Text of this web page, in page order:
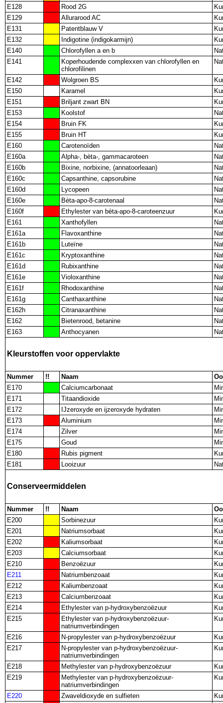
E128
Rood 2G
E129
Allurarood AC
E131
Patentblauw V
E132
Indigotine (indigokarmijn)
E140
Chlorofyllen a en b
E141
Koperhoudende complexxen van chlorofyllen en
chlorofilinen
E142 Wolgroen BS
E150
Karamel
E151
Briljant zwart BN
E153
Koolstof
E154
Bruin FK
E155
Bruin HT
E160
Carotenoïden
E160a
Alpha-, bèta-, gammacaroteen
E160b
Bixine, norbixine, (annatoorleaan)
E160c
Capsanthine, capsorubine
E160d
Lycopeen
E160e
Bèta-apo-8-carotenaal
E160f
Ethylester van bèta-apo-8-caroteenzuur
E161
Xanthofyllen
E161a
Flavoxanthine
E161b
Luteïne
E161c
Kryptoxanthine
E161d
Rubixanthine
E161e
Violoxanthine
E161f
Rhodoxanthine
E161g
Canthaxanthine
E162h
Citranaxanthine
E162
Bietenrood, betanine
E163
Anthocyanen
Kleurstoffen voor oppervlakte
Nummer !! Naam
E170
Calciumcarbonaat
E171
Titaandioxide
E172
IJzeroxyde en ijzeroxyde hydraten
E173
Aluminium
E174
Zilver
E175
Goud
E180
Rubis pigment
E181
Looizuur
Conserveermiddelen
Nummer !! Naam
E200
Sorbinezuur
E201
Natriumsorbaat
E202
Kaliumsorbaat
E203
Calciumsorbaat
E210
Benzoëzuur
E211
Natriumbenzoaat
E212
Kaliumbenzoaat
E213
Calciumbenzoaat
E214
Ethylester van p-hydroxybenzoëzuur
E215
Ethylester van p-hydroxybenzoëzuur-
natriumverbindingen
E216 N-propylester van p-hydroxybenzoëzuur
E217
N-propylester van p-hydroxybenzoëzuur-
natriumverbindingen
E218 Methylester van p-hydroxybenzoëzuur
E219
Methylester van p-hydroxybenzoëzuur-
natriumverbindingen
E220 Zwaveldioxyde en sulfieten